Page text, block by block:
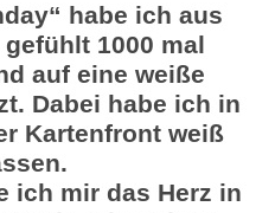
habe ich aus
1000 mal
auf eine weiße
Dabei habe ich in
Kartenfront weiß
ich mir das Herz in